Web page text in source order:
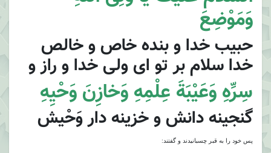
وَمَوْضِعَ
حبيب خدا و بنده خاص و خالص
خدا سلام بر تو اى ولى خدا و راز و
سِرِّهِ وَعَيْبَةَ عِلْمِهِ وَخازِنَ وَحْيِهِ
گنجينه دانش و خزينه دار وَحْيش
پس خود را به قبر چسبانيدند و گفتند: